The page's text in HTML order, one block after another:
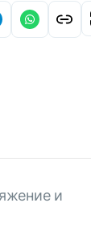
и